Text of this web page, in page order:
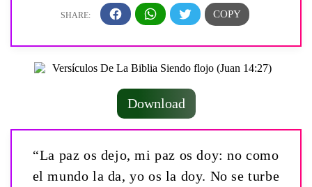
Download
“La paz os dejo, mi paz os doy: no como
el mundo la da, yo os la doy. No se turbe